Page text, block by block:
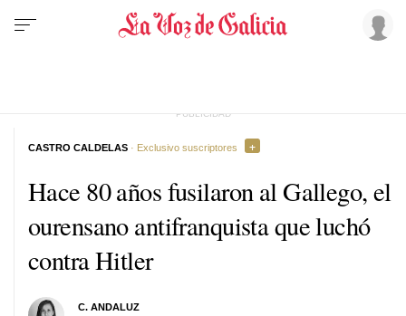
Hace 80 años fusilaron al Gallego, el
ourensano antifranquista que luchó
contra Hitler
C. ANDALUZ
CASTRO CALDELAS · Exclusivo suscriptores